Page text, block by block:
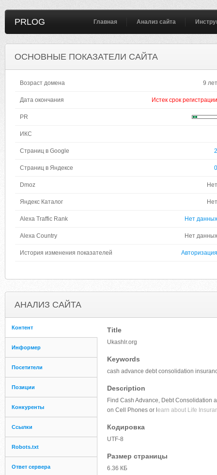
PRLOG Главная Анализ сайта
ОСНОВНЫЕ ПОКАЗАТЕЛИ САЙТА
Возраст домена 9 лет
Дата окончания Истек срок регистрации
PR
ИКС
Страниц в Google 2
Страниц в Яндексе 0
Dmoz Нет
Яндекс Каталог Нет
Alexa Traffic Rank Нет данных
Alexa Country Нет данных
История изменения показателей Авторизация
АНАЛИЗ САЙТА
Контент
Информер
Посетители
Позиции
Конкуренты
Ссылки
Robots.txt
Ответ сервера
Title
Ukashlr.org
Keywords
cash advance debt consolidation
Description
Find Cash Advance, Debt Consolidation
on Cell Phones or l earn about Life
Кодировка
UTF-8
Размер страницы
6.36 КБ